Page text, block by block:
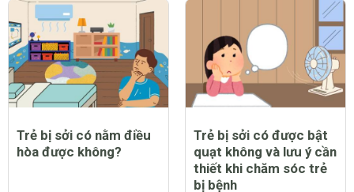
Trẻ bị sởi có nằm điều
hòa được không?
Trẻ bị sởi có được bật
quạt không và lưu ý cần
thiết khi chăm sóc trẻ
bị bệnh